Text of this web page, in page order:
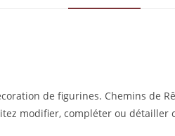
de figurines. Chemins de
modifier, compléter ou détailler